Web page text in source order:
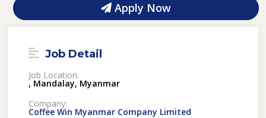
Apply Now
Job Detail
Job Location:
, Mandalay, Myanmar
Company:
Coffee Win Myanmar Company Limited